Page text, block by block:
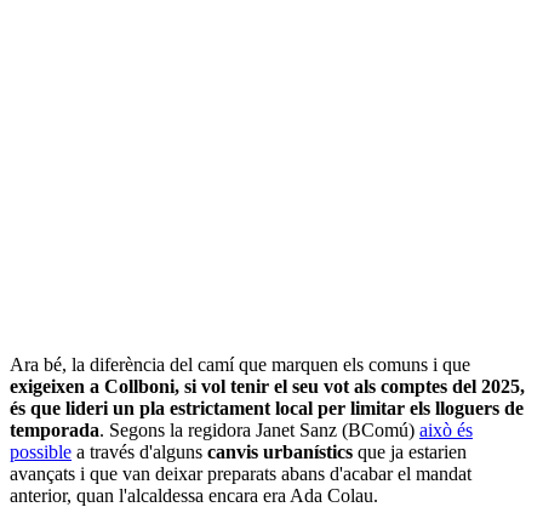
Ara bé, la diferència del camí que marquen els comuns i que
exigeixen a Collboni, si vol tenir el seu vot als comptes del 2025,
és que lideri un pla estrictament local per limitar els lloguers de
temporada. Segons la regidora Janet Sanz (BComú) això és
possible a través d'alguns canvis urbanístics que ja estarien
avançats i que van deixar preparats abans d'acabar el mandat
anterior, quan l'alcaldessa encara era Ada Colau.